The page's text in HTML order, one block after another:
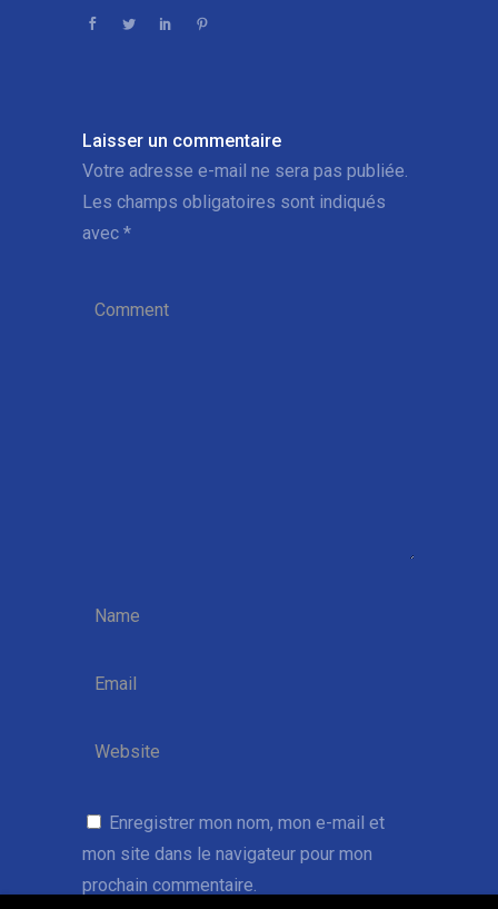
Laisser un commentaire
Votre adresse e-mail ne sera pas publiée.
Les champs obligatoires sont indiqués
avec *
Enregistrer mon nom, mon e-mail et
mon site dans le navigateur pour mon
prochain commentaire.